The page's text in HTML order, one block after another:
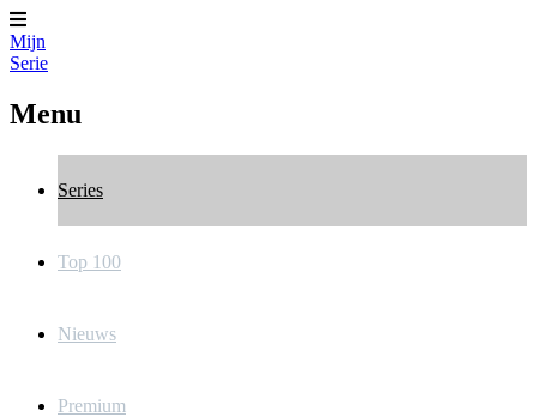
Mijn
Serie
Menu
Series
Top 100
Nieuws
Premium